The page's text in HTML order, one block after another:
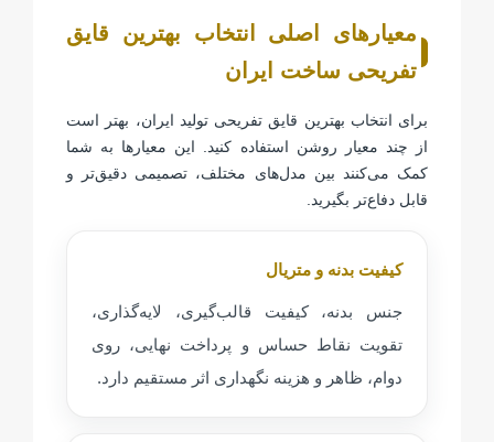
معیارهای اصلی انتخاب بهترین قایق
تفریحی ساخت ایران
برای انتخاب بهترین قایق تفریحی تولید ایران، بهتر است
از چند معیار روشن استفاده کنید. این معیارها به شما
کمک می‌کنند بین مدل‌های مختلف، تصمیمی دقیق‌تر و
قابل دفاع‌تر بگیرید.
کیفیت بدنه و متریال
جنس بدنه، کیفیت قالب‌گیری، لایه‌گذاری،
تقویت نقاط حساس و پرداخت نهایی، روی
دوام، ظاهر و هزینه نگهداری اثر مستقیم دارد.